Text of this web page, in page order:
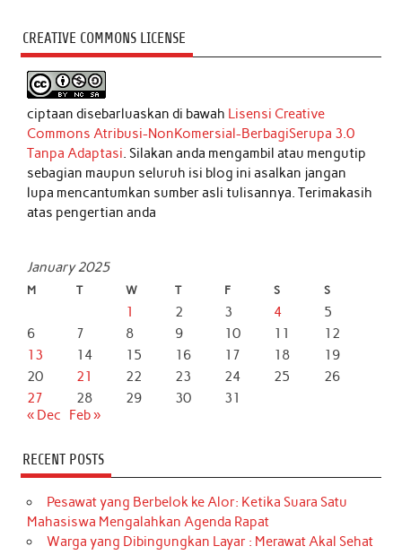
CREATIVE COMMONS LICENSE
ciptaan disebarluaskan di bawah Lisensi Creative
Commons Atribusi-NonKomersial-BerbagiSerupa 3.0
Tanpa Adaptasi. Silakan anda mengambil atau mengutip
sebagian maupun seluruh isi blog ini asalkan jangan
lupa mencantumkan sumber asli tulisannya. Terimakasih
atas pengertian anda
January 2025
M T W T F S S
1 2 3 4
5
6
7 8 9 10 11
12
13
14 15 16 17 18
19
20
21 22 23 24 25
26
27
28 29 30
31
« Dec
Feb »
RECENT POSTS
Pesawat yang Berbelok ke Alor: Ketika Suara Satu
Mahasiswa Mengalahkan Agenda Rapat
Warga yang Dibingungkan Layar : Merawat Akal Sehat